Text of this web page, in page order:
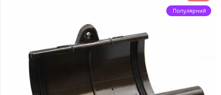
Популярний